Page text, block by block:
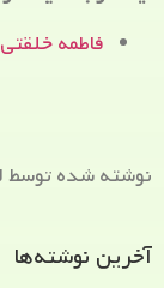
فاطمه خلقتی
نوشته شده توسط
آخرین نوشته‌ها